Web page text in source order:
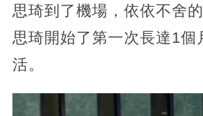
思琦到了機場，依依不舍
思琦開始了第一次長達1個
活。